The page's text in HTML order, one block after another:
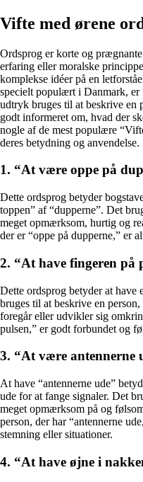
Vifte med ørene
Ordsprog er korte og
erfaring eller moralske
komplekse idéer på en
specielt populært i Danmark, er
udtryk bruges til at beskrive en
godt informeret om, hvad der
nogle af de mest populære
deres betydning og anvendelse.
1. “At være oppe på
Dette ordsprog betyder
toppen” af “dupperne”. Det
meget opmærksom, hurtig og
der er “oppe på dupperne,” er
2. “At have fingeren på
Dette ordsprog betyder at have
bruges til at beskrive en
foregår eller udvikler sig
pulsen,” er godt forbundet og
3. “At være antennerne
At have “antennerne ude”
ude for at fange signaler. Det
meget opmærksom på og
person, der har “antennerne
stemning eller situationer.
4. “At have øjne i